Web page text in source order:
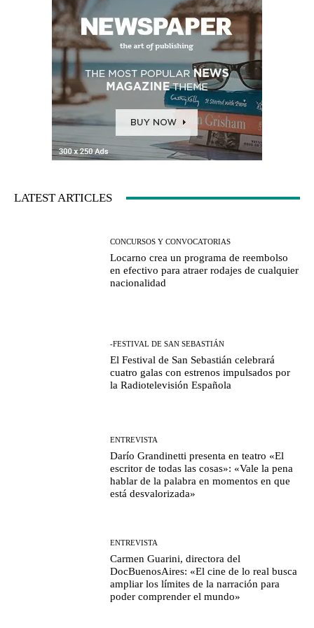
LATEST ARTICLES
CONCURSOS Y CONVOCATORIAS
Locarno crea un programa de reembolso
en efectivo para atraer rodajes de cualquier
nacionalidad
-FESTIVAL DE SAN SEBASTIÁN
El Festival de San Sebastián celebrará
cuatro galas con estrenos impulsados por
la Radiotelevisión Española
ENTREVISTA
Darío Grandinetti presenta en teatro «El
escritor de todas las cosas»: «Vale la pena
hablar de la palabra en momentos en que
está desvalorizada»
ENTREVISTA
Carmen Guarini, directora del
DocBuenosAires: «El cine de lo real busca
ampliar los límites de la narración para
poder comprender el mundo»